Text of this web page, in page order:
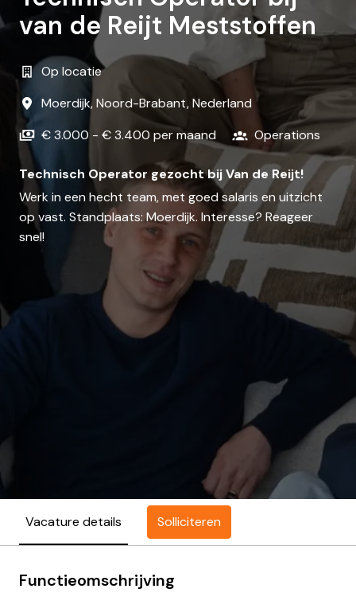
van de Reijt Meststoffen
Op locatie
Moerdijk,Noord-Brabant,Nederland
€ 3.000 - € 3.400 per maand
Operations
Technisch Operator gezocht bij Van de Reijt!
Werk in een hecht team, met goed salaris en uitzicht
op vast. Standplaats: Moerdijk. Interesse? Reageer
snel!
Vacature details Solliciteren
Functieomschrijving